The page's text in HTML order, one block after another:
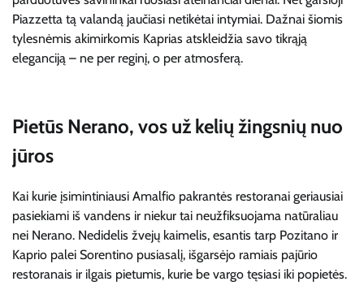
Piazzetta tą valandą jaučiasi netikėtai intymiai. Dažnai šiomis
tylesnėmis akimirkomis Kaprias atskleidžia savo tikrąją
eleganciją – ne per reginį, o per atmosferą.
Pietūs Nerano, vos už kelių žingsnių nuo
jūros
Kai kurie įsimintiniausi Amalfio pakrantės restoranai geriausiai
pasiekiami iš vandens ir niekur tai neužfiksuojama natūraliau
nei Nerano. Nedidelis žvejų kaimelis, esantis tarp Pozitano ir
Kaprio palei Sorentino pusiasalį, išgarsėjo ramiais pajūrio
restoranais ir ilgais pietumis, kurie be vargo tęsiasi iki popietės.